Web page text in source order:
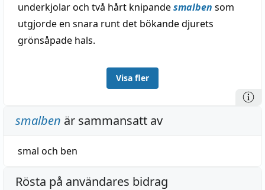
underkjolar och två hårt knipandesmalben som
utgjorde en snara runt det bökande djurets
grönsåpade hals.
Visa fler
smalben är sammansatt av
smal och ben
Rösta på användares bidrag